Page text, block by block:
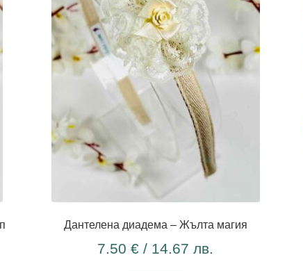
Дантелена диадема – Жълта магия
7.50€ / 14.67 лв.